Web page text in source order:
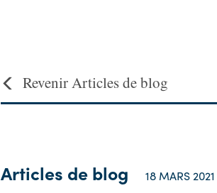
Revenir Articles de blog
Articles de blog 18 MARS 2021